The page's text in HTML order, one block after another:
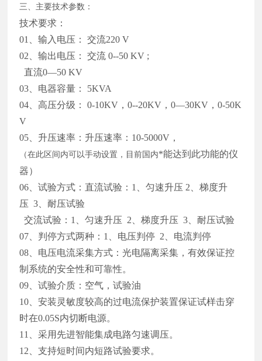
三、主要技术参数：
技术要求：
01、输入电压： 交流220 V
02、输出电压： 交流 0--50 KV ;
直流0—50 KV
03、电器容量： 5KVA
04、高压分级： 0-10KV，0--20KV，0—30KV，0-50K
V
05、升压速率：升压速率：10-5000V，
（在此区间内可以手动设置，目前国内*能达到此功能的仪
器）
06、试验方式：直流试验：1、匀速升压 2、梯度升
压 3、耐压试验
交流试验：1、匀速升压 2、梯度升压 3、耐压试验
07、判停方式两种：1、电压判停 2、电流判停
08、电压电流采集方式：光电隔离采集，有效保证控
制系统的安全性和可靠性。
09、试验介质：空气，试验油
10、安装灵敏度较高的过电流保护装置保证试样击穿
时在0.05S内切断电源。
11、采用先进智能集成电路匀速调压。
12、支持短时间内短路试验要求。